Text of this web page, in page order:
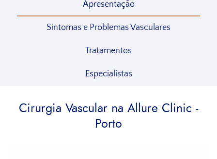
Apresentação
Sintomas e Problemas Vasculares
Tratamentos
Especialistas
Cirurgia Vascular na Allure Clinic -
Porto